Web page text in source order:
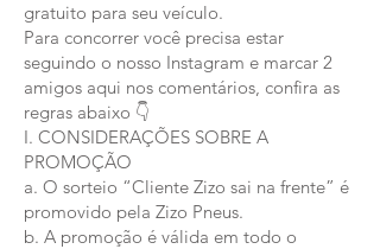
gratuito para seu veículo.
Para concorrer você precisa estar
seguindo o nosso Instagram e marcar 2
amigos aqui nos comentários, confira as
regras abaixo 👇
I. CONSIDERAÇÕES SOBRE A
PROMOÇÃO
a. O sorteio “Cliente Zizo sai na frente” é
promovido pela Zizo Pneus.
b. A promoção é válida em todo o